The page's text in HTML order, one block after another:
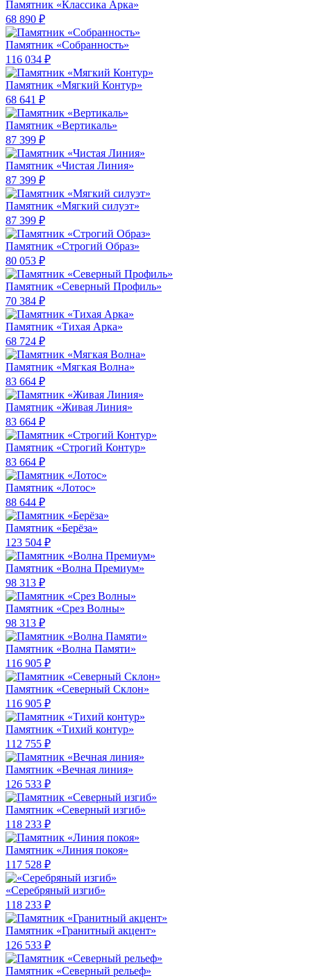
Памятник «Классика Арка»
68 890 ₽
Памятник «Собранность»
116 034 ₽
Памятник «Мягкий Контур»
68 641 ₽
Памятник «Вертикаль»
87 399 ₽
Памятник «Чистая Линия»
87 399 ₽
Памятник «Мягкий силуэт»
87 399 ₽
Памятник «Строгий Образ»
80 053 ₽
Памятник «Северный Профиль»
70 384 ₽
Памятник «Тихая Арка»
68 724 ₽
Памятник «Мягкая Волна»
83 664 ₽
Памятник «Живая Линия»
83 664 ₽
Памятник «Строгий Контур»
83 664 ₽
Памятник «Лотос»
88 644 ₽
Памятник «Берёза»
123 504 ₽
Памятник «Волна Премиум»
98 313 ₽
Памятник «Срез Волны»
98 313 ₽
Памятник «Волна Памяти»
116 905 ₽
Памятник «Северный Склон»
116 905 ₽
Памятник «Тихий контур»
112 755 ₽
Памятник «Вечная линия»
126 533 ₽
Памятник «Северный изгиб»
118 233 ₽
Памятник «Линия покоя»
117 528 ₽
«Серебряный изгиб»
118 233 ₽
Памятник «Гранитный акцент»
126 533 ₽
Памятник «Северный рельеф»